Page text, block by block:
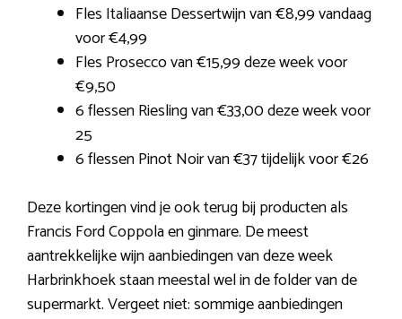
Fles Italiaanse Dessertwijn van €8,99 vandaag
voor €4,99
Fles Prosecco van €15,99 deze week voor
€9,50
6 flessen Riesling van €33,00 deze week voor
25
6 flessen Pinot Noir van €37 tijdelijk voor €26
Deze kortingen vind je ook terug bij producten als
Francis Ford Coppola en ginmare. De meest
aantrekkelijke wijn aanbiedingen van deze week
Harbrinkhoek staan meestal wel in de folder van de
supermarkt. Vergeet niet: sommige aanbiedingen